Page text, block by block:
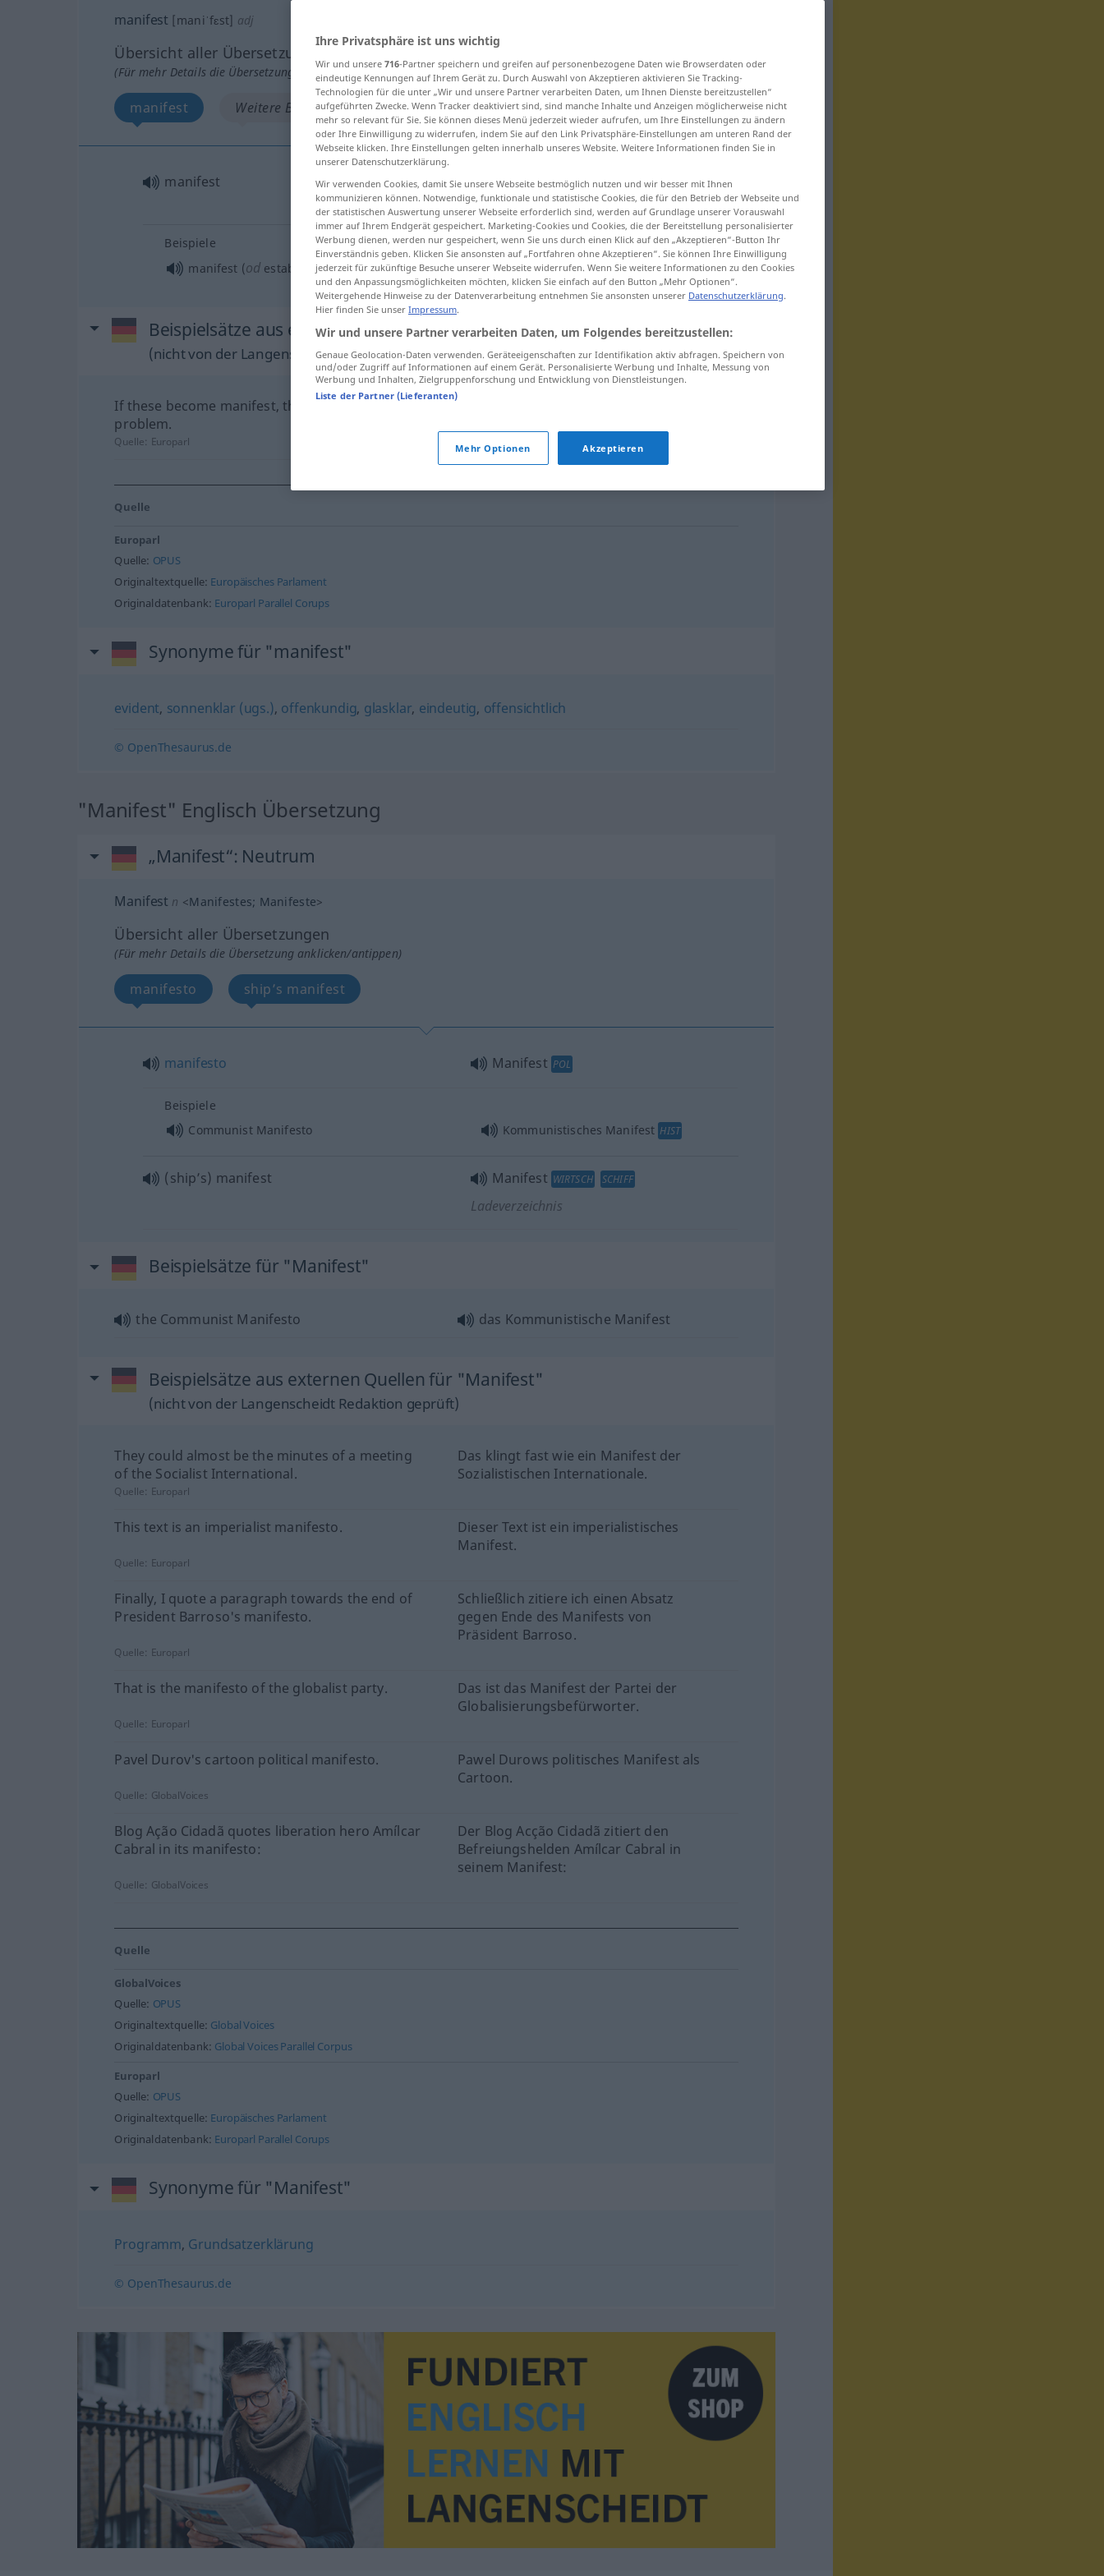
manifest [maniˈfɛst] adj
Übersicht aller Übersetzungen
(Für mehr Details die Übersetzung anklicken/antippen)
manifest Weitere Beispiele...
manifest manifestoffenkundig, offenbar
< PRÄD>
Beispiele
manifest (od established) characteristics manifeste Eigenschaften PSYCH
Beispielsätze aus externen Quellen für "manifest"
(nicht von der Langenscheidt Redaktion geprüft)
If these become manifest, then EMU has a
problem.
Quelle: Europarl
Quelle
Europarl
Quelle: OPUS
Originaltextquelle: Europäisches Parlament
Originaldatenbank: Europarl Parallel Corups
Synonyme für "manifest"
evident, sonnenklar (ugs.), offenkundig, glasklar, eindeutig, offensichtlich
© OpenThesaurus.de
"Manifest" Englisch Übersetzung
„Manifest“: Neutrum
Manifest n <Manifestes; Manifeste>
Übersicht aller Übersetzungen
(Für mehr Details die Übersetzung anklicken/antippen)
manifesto ship’s manifest
manifesto Manifest POL
Beispiele
Communist Manifesto
Kommunistisches Manifest HIST
(ship’s) manifest Manifest WIRTSCH SCHIFF
Ladeverzeichnis
Beispielsätze für "Manifest"
the Communist Manifesto das Kommunistische Manifest
Beispielsätze aus externen Quellen für "Manifest"
(nicht von der Langenscheidt Redaktion geprüft)
They could almost be the minutes of a meeting
of the Socialist International.
Das klingt fast wie ein Manifest der
Sozialistischen Internationale.
Quelle: Europarl
This text is an imperialist manifesto.
Dieser Text ist ein imperialistisches
Manifest.
Quelle: Europarl
Finally, I quote a paragraph towards the end of
President Barroso's manifesto.
Schließlich zitiere ich einen Absatz
gegen Ende des Manifests von
Präsident Barroso.
Quelle: Europarl
That is the manifesto of the globalist party.
Das ist das Manifest der Partei der
Globalisierungsbefürworter.
Quelle: Europarl
Pavel Durov's cartoon political manifesto.
Pawel Durows politisches Manifest als
Cartoon.
Quelle: GlobalVoices
Blog Ação Cidadã quotes liberation hero Amílcar
Cabral in its manifesto:
Der Blog Acção Cidadã zitiert den
Befreiungshelden Amílcar Cabral in
seinem Manifest:
Quelle: GlobalVoices
Quelle
GlobalVoices
Quelle: OPUS
Originaltextquelle: Global Voices
Originaldatenbank: Global Voices Parallel Corpus
Europarl
Quelle: OPUS
Originaltextquelle: Europäisches Parlament
Originaldatenbank: Europarl Parallel Corups
Synonyme für "Manifest"
Programm, Grundsatzerklärung
© OpenThesaurus.de
Ihre Privatsphäre ist uns wichtig
Wir und unsere 716-Partner speichern und greifen auf personenbezogene Daten wie Browserdaten oder
eindeutige Kennungen auf Ihrem Gerät zu. Durch Auswahl von Akzeptieren aktivieren Sie Tracking-
Technologien für die unter „Wir und unsere Partner verarbeiten Daten, um Ihnen Dienste bereitzustellen“
aufgeführten Zwecke. Wenn Tracker deaktiviert sind, sind manche Inhalte und Anzeigen möglicherweise nicht
mehr so relevant für Sie. Sie können dieses Menü jederzeit wieder aufrufen, um Ihre Einstellungen zu ändern
oder Ihre Einwilligung zu widerrufen, indem Sie auf den Link Privatsphäre-Einstellungen am unteren Rand der
Webseite klicken. Ihre Einstellungen gelten innerhalb unseres Website. Weitere Informationen finden Sie in
unserer Datenschutzerklärung.
Wir verwenden Cookies, damit Sie unsere Webseite bestmöglich nutzen und wir besser mit Ihnen
kommunizieren können. Notwendige, funktionale und statistische Cookies, die für den Betrieb der Webseite und
der statistischen Auswertung unserer Webseite erforderlich sind, werden auf Grundlage unserer Vorauswahl
immer auf Ihrem Endgerät gespeichert. Marketing-Cookies und Cookies, die der Bereitstellung personalisierter
Werbung dienen, werden nur gespeichert, wenn Sie uns durch einen Klick auf den „Akzeptieren“-Button Ihr
Einverständnis geben. Klicken Sie ansonsten auf „Fortfahren ohne Akzeptieren“. Sie können Ihre Einwilligung
jederzeit für zukünftige Besuche unserer Webseite widerrufen. Wenn Sie weitere Informationen zu den Cookies
und den Anpassungsmöglichkeiten möchten, klicken Sie einfach auf den Button „Mehr Optionen“.
Weitergehende Hinweise zu der Datenverarbeitung entnehmen Sie ansonsten unserer Datenschutzerklärung.
Hier finden Sie unser Impressum.
Wir und unsere Partner verarbeiten Daten, um Folgendes bereitzustellen:
Genaue Geolocation-Daten verwenden. Geräteeigenschaften zur Identifikation aktiv abfragen. Speichern von
und/oder Zugriff auf Informationen auf einem Gerät. Personalisierte Werbung und Inhalte, Messung von
Werbung und Inhalten, Zielgruppenforschung und Entwicklung von Dienstleistungen.
Liste der Partner (Lieferanten)
Mehr Optionen Akzeptieren